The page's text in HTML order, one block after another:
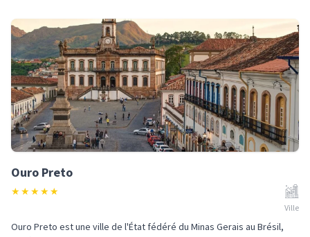
Ouro Preto
★★★★★
Ville
Ouro Preto est une ville de l'État fédéré du Minas Gerais au Brésil,